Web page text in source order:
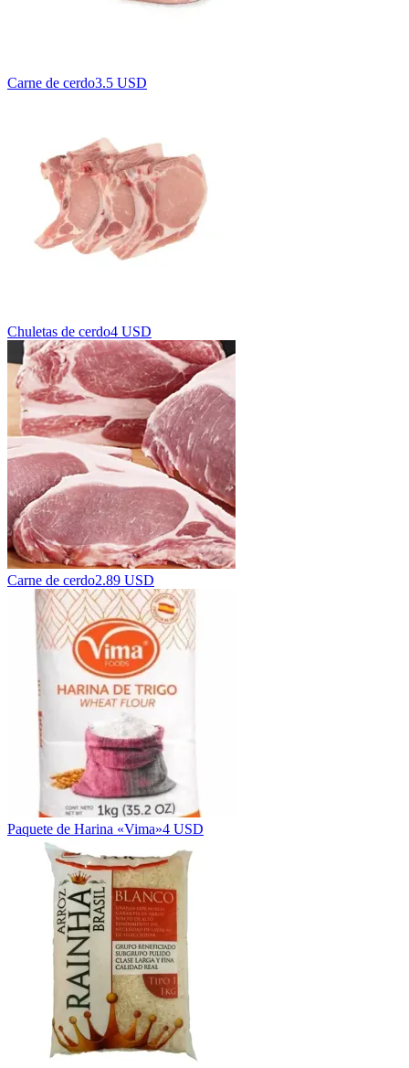
Carne de cerdo3.5 USD
Chuletas de cerdo4 USD
Carne de cerdo2.89 USD
Paquete de Harina «Vima»4 USD